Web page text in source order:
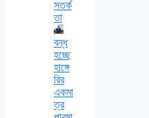
সতর্ক
তা
বন্ধ
হচ্ছে
হাঙ্গে
রির
একমা
ত্র